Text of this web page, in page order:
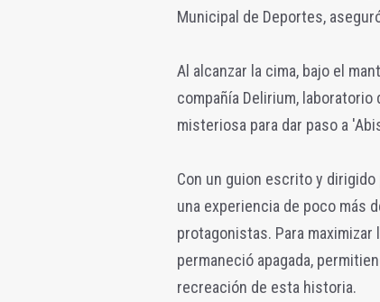
Municipal de Deportes,
Al alcanzar la cima, bajo el
compañía Delirium,
misteriosa para dar paso a
Con un guion escrito y
una experiencia de poco más
protagonistas. Para
permaneció apagada,
recreación de esta historia.